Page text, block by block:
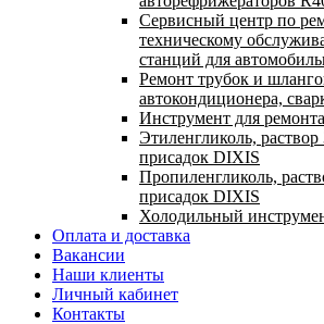
Сервисный центр по
техническому
станций для
Ремонт трубок и
автокондиционера,
Инструмент для
Этиленгликоль,
присадок DIXIS
Пропиленгликоль,
присадок DIXIS
Холодильный
Оплата и доставка
Вакансии
Наши клиенты
Личный кабинет
Контакты